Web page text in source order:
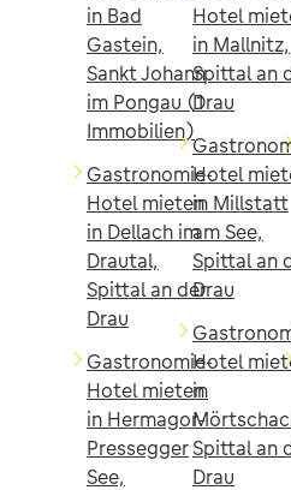
in Bad
Gastein,
Sankt Johann
im Pongau (1
Immobilien)
Gastronomie-
Hotel mieten
in Dellach im
Drautal,
Spittal an der
Drau
Gastronomie-
Hotel mieten
in Hermagor-
Pressegger
See,
Hotel
in Mallnitz,
Spittal an
Drau
Hotel
in Millstatt
am See,
Spittal an
Drau
Hotel
in
Spittal an
Drau